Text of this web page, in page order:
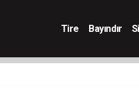
Tire Bayındır